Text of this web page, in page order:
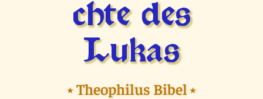
chte des
Lukas
⭑Theophilus Bibel⭑